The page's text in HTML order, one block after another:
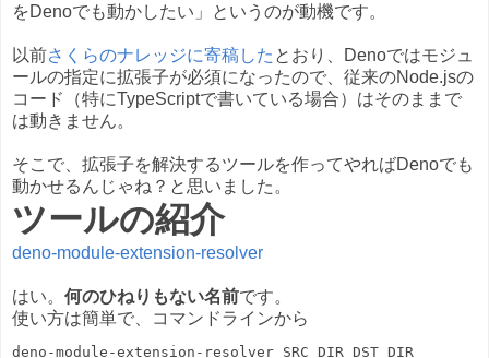
をDenoでも動かしたい」というのが動機です。
以前さくらのナレッジに寄稿した とおり、Denoではモジュ
ールの指定に拡張子が必須になったので、従来のNode.jsの
コード（特にTypeScriptで書いている場合）はそのままで
は動きません。
そこで、拡張子を解決するツールを作ってやればDenoでも
動かせるんじゃね？と思いました。
ツールの紹介
deno-module-extension-resolver
はい。 何のひねりもない名前です。
使い方は簡単で、コマンドラインから